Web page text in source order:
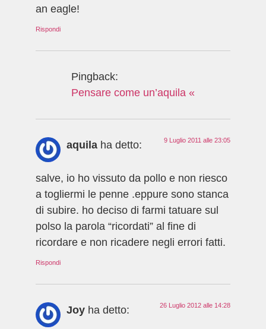
an eagle!
Rispondi
Pingback:
Pensare come un’aquila «
aquila ha detto: 9 Luglio 2011 alle 23:05
salve, io ho vissuto da pollo e non riesco
a togliermi le penne .eppure sono stanca
di subire. ho deciso di farmi tatuare sul
polso la parola “ricordati” al fine di
ricordare e non ricadere negli errori fatti.
Rispondi
Joy ha detto: 26 Luglio 2012 alle 14:28